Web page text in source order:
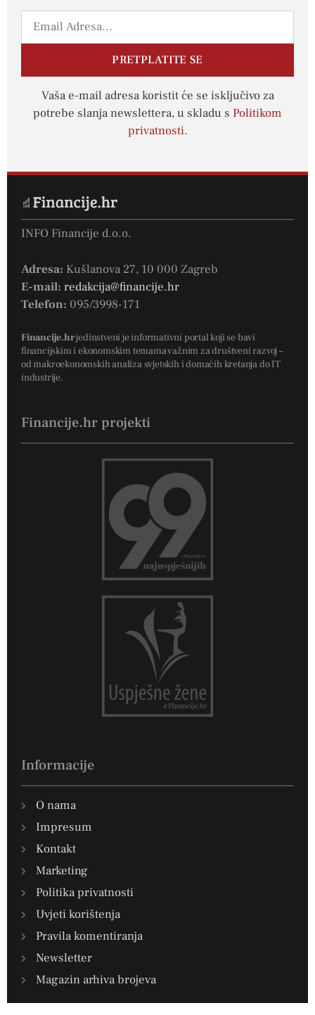
PRETPLATITE SE
Vaša e-mail adresa koristit će se isključivo za
potrebe slanja newslettera, u skladu s Politikom
privatnosti.
INFO Financije d.o.o.
Adresa: Kušlanova 27, 10 000 Zagreb
E-mail: redakcija@financije.hr
Telefon: 095/3998-171
Financije.hrjedinstveni je informativni portal koji se bavi
financijskim i ekonomskim temama važnim za društveni razvoj –
od makroekonomskih analiza svjetskih i domaćih kretanja do IT
industrije.
Financije.hr projekti
Informacije
O nama
Impresum
Kontakt
Marketing
Politika privatnosti
Uvjeti korištenja
Pravila komentiranja
Newsletter
Magazin arhiva brojeva